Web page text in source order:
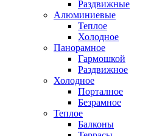
Раздвижные
Алюминиевые
Теплое
Холодное
Панорамное
Гармошкой
Раздвижное
Холодное
Порталное
Безрамное
Теплое
Балконы